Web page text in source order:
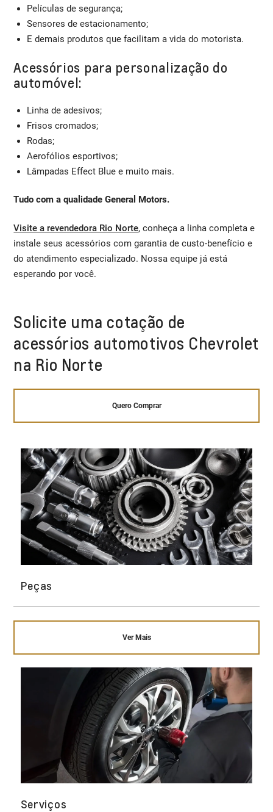
Películas de segurança;
Sensores de estacionamento;
E demais produtos que facilitam a vida do motorista.
Acessórios para personalização do
automóvel:
Linha de adesivos;
Frisos cromados;
Rodas;
Aerofólios esportivos;
Lâmpadas Effect Blue e muito mais.
Tudo com a qualidade General Motors.
Visite a revendedora Rio Norte, conheça a linha completa e
instale seus acessórios com garantia de custo-benefício e
do atendimento especializado. Nossa equipe já está
esperando por você.
Solicite uma cotação de
acessórios automotivos Chevrolet
na Rio Norte
Quero Comprar
Peças
Ver Mais
Serviços